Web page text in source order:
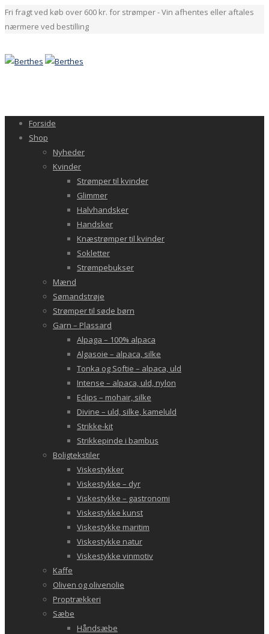
Fri fragt ved køb over 600 kr. for strømper - Vin afhentes eller aftales
nærmere ved bestilling
Forside
Shop
Nyheder
Kvinder
Strømper til kvinder
Glimmer
Halvhandsker
Handsker
Knæstrømper til kvinder
Sokletter
Strømpebukser
Mænd
Sømandstrøje
Strømper til søde børn
Garn – Plassard
Alpaga – 100% alpaca
Algasoie – alpaca, silke
Tonka og Softie – alpaca, uld
Intense – alpaca, uld, nylon
Eclips – mohair, silke
Divine – uld, silke, kameluld
Strikke-kit
Strikkepinde i bambus
Boligtekstiler
Viskestykker
Viskestykke – dyr
Viskestykke – gastronomi
Viskestykke kunst
Viskestykke maritim
Viskestykke natur
Viskestykke vinmotiv
Kaffe
Oliven og olivenolie
Proptrækkeri
Sæbe
Håndsæbe